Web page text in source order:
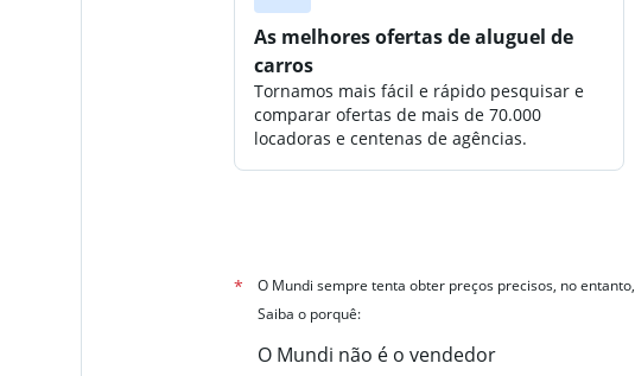
As melhores ofertas de aluguel de
carros
Tornamos mais fácil e rápido pesquisar e
comparar ofertas de mais de 70.000
locadoras e centenas de agências.
* O Mundi sempre tenta obter preços precisos, no entanto,
Saiba o porquê:
O Mundi não é o vendedor